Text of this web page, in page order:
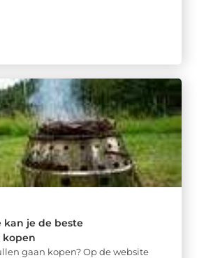
kan je de beste
kopen
gaan kopen? Op de website